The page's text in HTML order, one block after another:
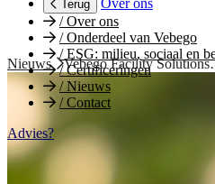
Terug
Over ons
/Over ons
/Onderdeel van Vebego
/ESG: milieu, sociaal en
/Certificeringen
/Nieuws
/Contact
Advies?
Nieuws Vebego Facility